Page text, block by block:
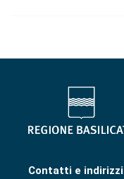
Contatti e indirizzi